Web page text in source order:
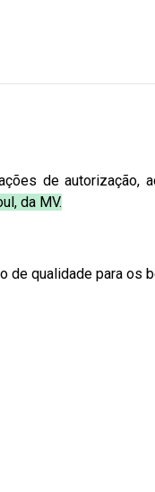
de autorização,
da MV.
de qualidade para os